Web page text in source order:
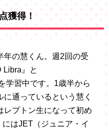
獲得！
年の慧くん。週2回の受
Libra』と
学習中です。1歳半から
通っているという慧く
レプトン生になって初め
はJET（ジュニア・イ